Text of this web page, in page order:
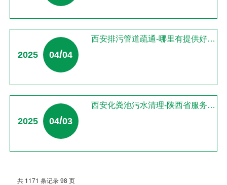
2025 04/04
西安排污管道疏通-哪里有提供好的西安管道疏通
2025 04/03
西安化粪池污水清理-陕西省服务好的西安管道疏通提供
共 1171 条记录 98 页